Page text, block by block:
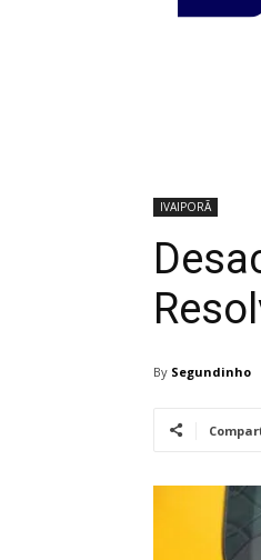
IVAIPORÃ
By Segundinho